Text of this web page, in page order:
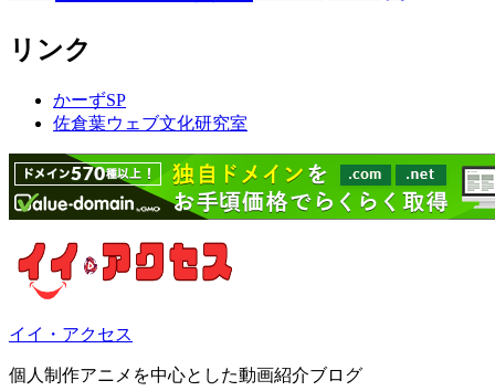
リンク
かーずSP
佐倉葉ウェブ文化研究室
イイ・アクセス
個人制作アニメを中心とした動画紹介ブログ